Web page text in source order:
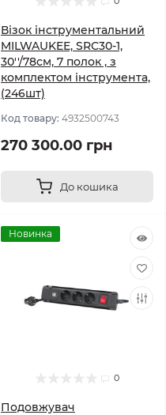
Візок інструментальний
MILWAUKEE, SRC30-1,
30''/78см, 7 полок , з
комплектом інструмента,
(246шт)
Код товару: 4932500743
270 300.00 грн
До кошика
Новинка
0
Подовжувач